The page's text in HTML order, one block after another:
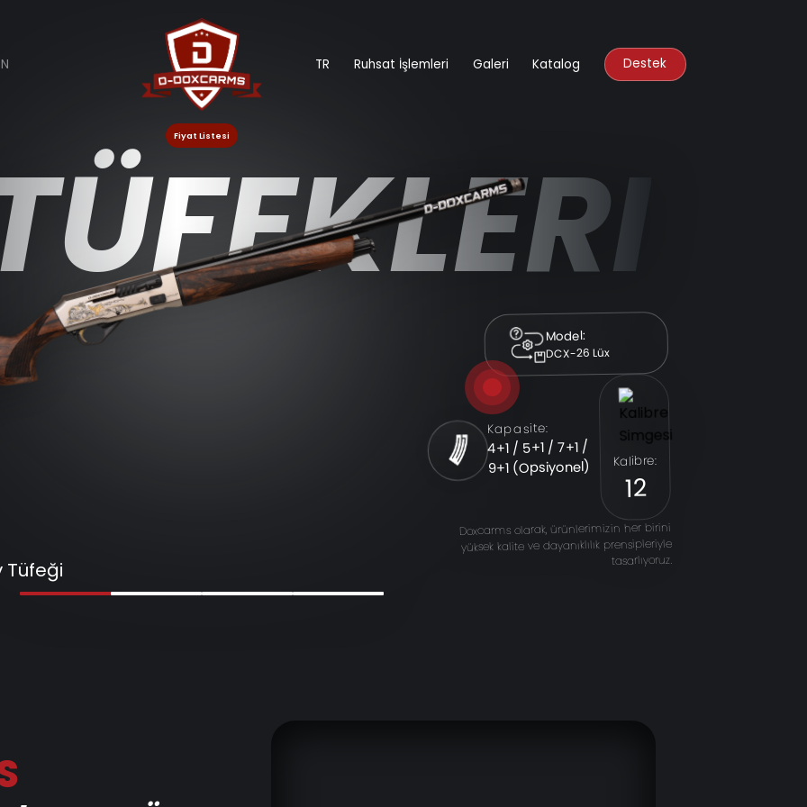
Fiyat Listesi
TR Ruhsat İşlemleri Galeri Katalog Destek
Model:
DCX-26 Lüx
Kapasite:
4+1 / 5+1 / 7+1 /
9+1 (Opsiyonel) Kalibre:
12
ga
Doxcarms olarak, ürünlerimizin her birini
yüksek kalite ve dayanıklılık prensipleriyle
tasarlıyoruz.
Tüfeği